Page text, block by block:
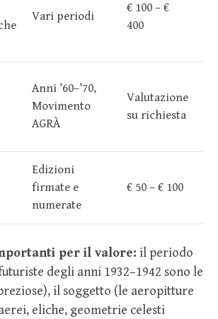
Vari periodi
€ 100 – €
400
Anni ’60–’70,
Movimento
AGRÀ
Valutazione
su richiesta
Edizioni
firmate e
numerate
€ 50 – € 100
per il valore: il periodo
degli anni 1932–1942 sono le
il soggetto (le aeropitture
eliche, geometrie celesti